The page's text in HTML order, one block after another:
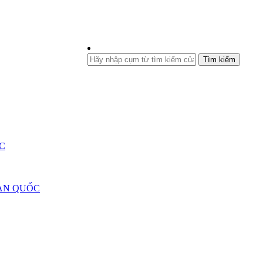
Tìm kiếm
QUỐC